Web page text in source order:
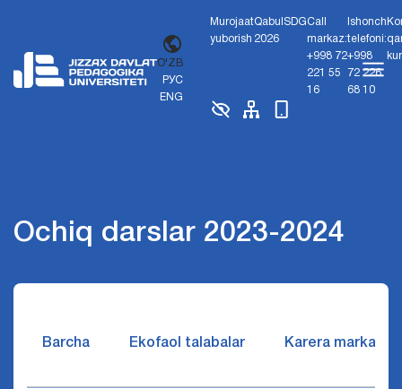
O'ZB
РУС
ENG
Murojaat
yuborish
Qabul
2026
SDGCall
markaz:
+998 72
221 55
16
Ishonch
telefoni:
+998
72 226
68 10
Ochiq darslar 2023-2024
Barcha Ekofaol talabalar Karera markazi